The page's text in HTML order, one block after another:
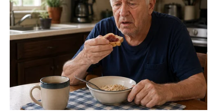
Jednim klikom preuzmi knjigu s najboljim
receptima!